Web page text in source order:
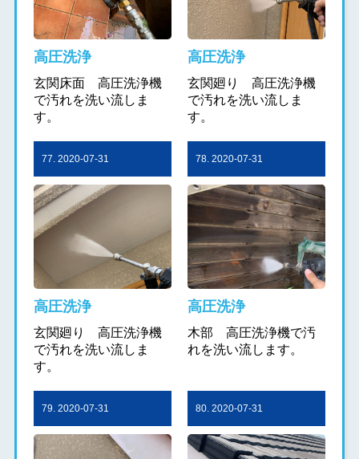
高圧洗浄
玄関床面 高圧洗浄機
で汚れを洗い流しま
す。
高圧洗浄
玄関廻り 高圧洗浄機
で汚れを洗い流しま
す。
77. 2020-07-31
高圧洗浄
玄関廻り 高圧洗浄機
で汚れを洗い流しま
す。
78. 2020-07-31
高圧洗浄
木部 高圧洗浄機で汚
れを洗い流します。
79. 2020-07-31 80. 2020-07-31